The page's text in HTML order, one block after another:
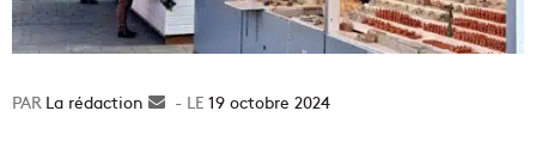
La rédaction
Envoyer19 octobre 2024